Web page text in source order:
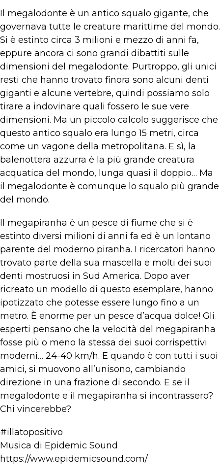
Il megalodonte è un antico squalo gigante, che
governava tutte le creature marittime del mondo.
Si è estinto circa 3 milioni e mezzo di anni fa,
eppure ancora ci sono grandi dibattiti sulle
dimensioni del megalodonte. Purtroppo, gli unici
resti che hanno trovato finora sono alcuni denti
giganti e alcune vertebre, quindi possiamo solo
tirare a indovinare quali fossero le sue vere
dimensioni. Ma un piccolo calcolo suggerisce che
questo antico squalo era lungo 15 metri, circa
come un vagone della metropolitana. E sì, la
balenottera azzurra è la più grande creatura
acquatica del mondo, lunga quasi il doppio… Ma
il megalodonte è comunque lo squalo più grande
del mondo.
Il megapiranha è un pesce di fiume che si è
estinto diversi milioni di anni fa ed è un lontano
parente del moderno piranha. I ricercatori hanno
trovato parte della sua mascella e molti dei suoi
denti mostruosi in Sud America. Dopo aver
ricreato un modello di questo esemplare, hanno
ipotizzato che potesse essere lungo fino a un
metro. È enorme per un pesce d’acqua dolce! Gli
esperti pensano che la velocità del megapiranha
fosse più o meno la stessa dei suoi corrispettivi
moderni… 24-40 km/h. E quando è con tutti i suoi
amici, si muovono all’unisono, cambiando
direzione in una frazione di secondo. E se il
megalodonte e il megapiranha si incontrassero?
Chi vincerebbe?
#illatopositivo
Musica di Epidemic Sound
https://www.epidemicsound.com/